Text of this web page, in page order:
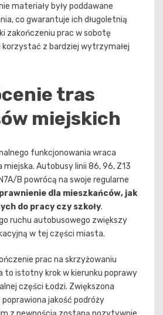
materiały były poddawane
co gwarantuje ich długoletnią
zakończeniu prac w sobotę
korzystać z bardziej wytrzymałej
tras
miejskich
funkcjonowania wraca
miejska. Autobusy linii 86, 96, Z13
B powrócą na swoje regularne
dla mieszkańców, jak
do pracy czy szkoły.
ruchu autobusowego zwiększy
w tej części miasta.
prac na skrzyżowaniu
to istotny krok w kierunku poprawy
części Łodzi. Zwiększona
poprawiona jakość podróży